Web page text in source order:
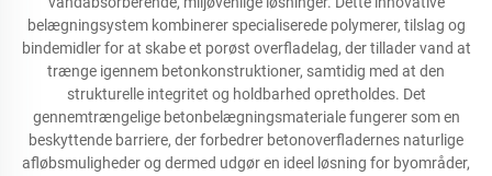
belægningsystem kombinerer specialiserede polymerer, tilslag og
bindemidler for at skabe et porøst overfladelag, der tillader vand at
trænge igennem betonkonstruktioner, samtidig med at den
strukturelle integritet og holdbarhed opretholdes. Det
gennemtrængelige betonbelægningsmateriale fungerer som en
beskyttende barriere, der forbedrer betonoverfladernes naturlige
afløbsmuligheder og dermed udgør en ideel løsning for byområder,